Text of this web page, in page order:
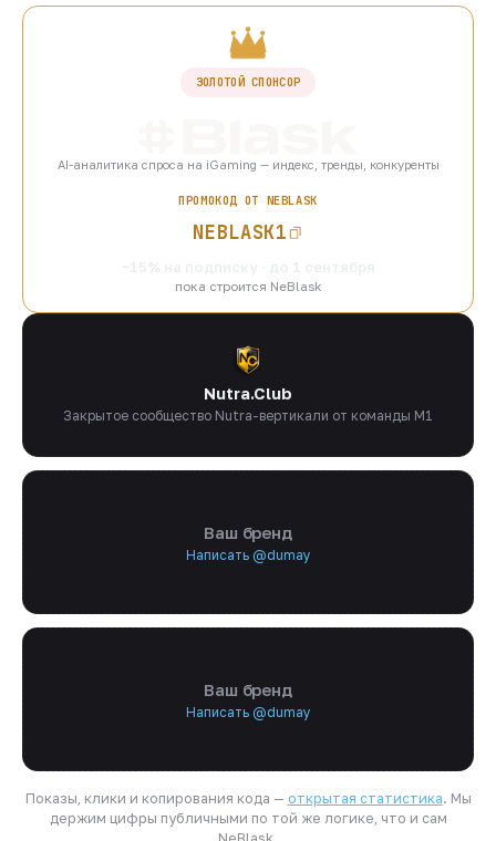
ЗОЛОТОЙ СПОНСОР
AI-аналитика спроса на iGaming — индекс, тренды, конкуренты
ПРОМОКОД ОТ NEBLASK
NEBLASK1
пока строится NeBlask
Nutra.Club
Закрытое сообщество Nutra-вертикали от команды M1
Ваш бренд
Написать @dumay
Ваш бренд
Написать @dumay
Показы, клики и копирования кода — открытая статистика. Мы
держим цифры публичными по той же логике, что и сам